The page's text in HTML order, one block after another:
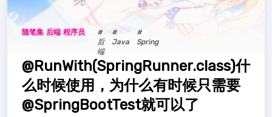
随笔集 后端 程序员
#
后
端
#
Java
#
Spring
@RunWith(SpringRunner.class)什
么时候使用，为什么有时候只需要
@SpringBootTest就可以了